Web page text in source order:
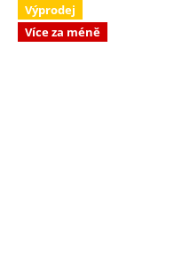
Výprodej
Více za méně